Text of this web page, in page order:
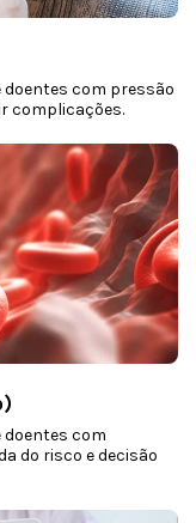
com pressão
complicações.
com
do risco e decisão